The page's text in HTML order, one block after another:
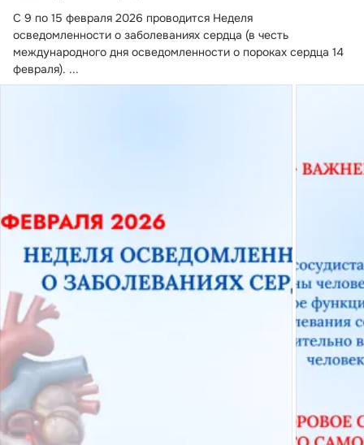
С 9 по 15 февраля 2026 проводится Неделя
осведомленности о заболеваниях сердца (в честь
международного дня осведомленности о пороках сердца 14
февраля). ...